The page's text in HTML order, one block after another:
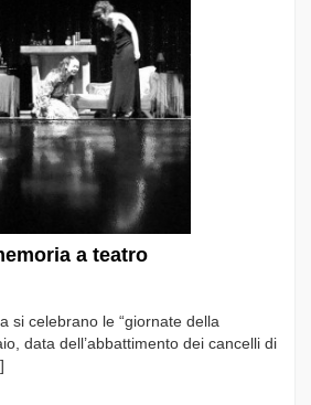
a teatro
si celebrano le “giornate della
data dell’abbattimento dei cancelli di